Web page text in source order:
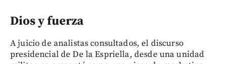
Dios y fuerza
A juicio de analistas consultados, el discurso
presidencial de De la Espriella, desde una unidad